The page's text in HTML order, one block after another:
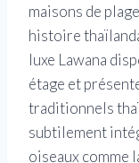
maisons de
histoire
luxe Lawana
étage et
traditionnels
subtilement
oiseaux comme